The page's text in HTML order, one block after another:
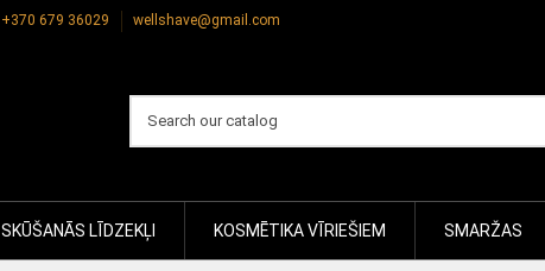
+370 679 36029 wellshave@gmail.com
SKŪŠANĀS LĪDZEKĻI KOSMĒTIKA VĪRIEŠIEM SMARŽAS